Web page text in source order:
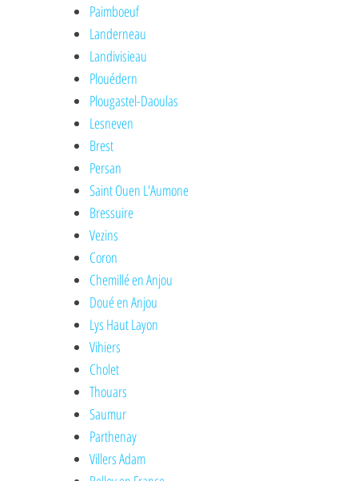
Paimboeuf
Landerneau
Landivisieau
Plouédern
Plougastel-Daoulas
Lesneven
Brest
Persan
Saint Ouen L'Aumone
Bressuire
Vezins
Coron
Chemillé en Anjou
Doué en Anjou
Lys Haut Layon
Vihiers
Cholet
Thouars
Saumur
Parthenay
Villers Adam